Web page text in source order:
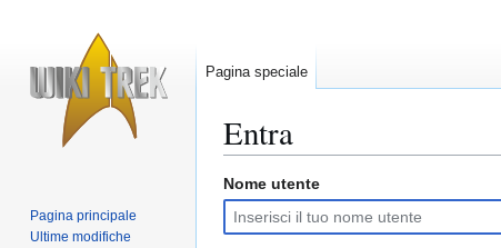
Entra
Vai
alla
navigazione
Vai
alla
ricerca
Nome utente
Pagina speciale
Pagina principale
Ultime modifiche